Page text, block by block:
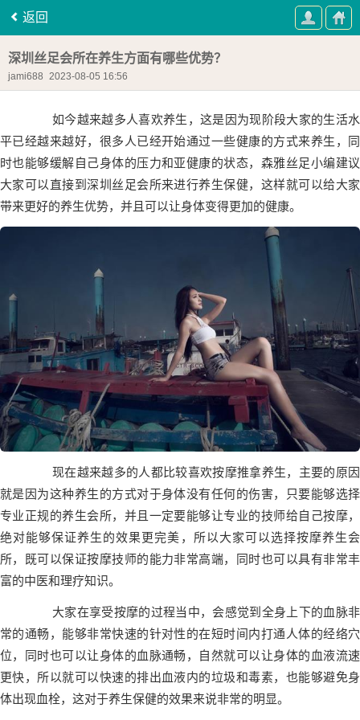
返回
深圳丝足会所在养生方面有哪些优势？
jami688 2023-08-05 16:56
如今越来越多人喜欢养生，这是因为现阶段大家的生活水
平已经越来越好，很多人已经开始通过一些健康的方式来养生，同
时也能够缓解自己身体的压力和亚健康的状态，森雅丝足小编建议
大家可以直接到深圳丝足会所来进行养生保健，这样就可以给大家
带来更好的养生优势，并且可以让身体变得更加的健康。
现在越来越多的人都比较喜欢按摩推拿养生，主要的原因
就是因为这种养生的方式对于身体没有任何的伤害，只要能够选择
专业正规的养生会所，并且一定要能够让专业的技师给自己按摩，
绝对能够保证养生的效果更完美，所以大家可以选择按摩养生会
所，既可以保证按摩技师的能力非常高端，同时也可以具有非常丰
富的中医和理疗知识。
大家在享受按摩的过程当中，会感觉到全身上下的血脉非
常的通畅，能够非常快速的针对性的在短时间内打通人体的经络穴
位，同时也可以让身体的血脉通畅，自然就可以让身体的血液流速
更快，所以就可以快速的排出血液内的垃圾和毒素，也能够避免身
体出现血栓，这对于养生保健的效果来说非常的明显。